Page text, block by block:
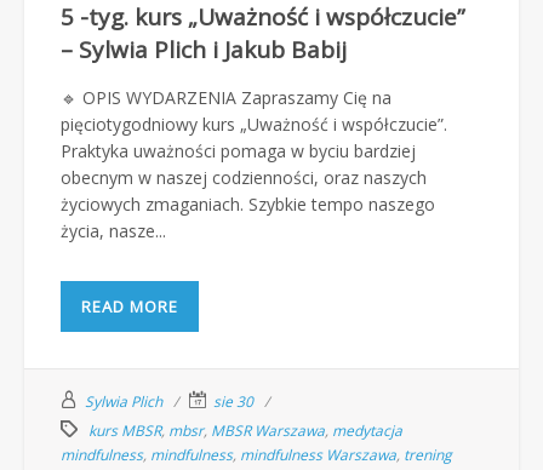
5 -tyg. kurs „Uważność i współczucie”
– Sylwia Plich i Jakub Babij
🔹 OPIS WYDARZENIA Zapraszamy Cię na
pięciotygodniowy kurs „Uważność i współczucie”.
Praktyka uważności pomaga w byciu bardziej
obecnym w naszej codzienności, oraz naszych
życiowych zmaganiach. Szybkie tempo naszego
życia, nasze...
READ MORE
Sylwia Plich
sie 30
kurs MBSR, mbsr, MBSR Warszawa, medytacja
mindfulness, mindfulness, mindfulness Warszawa, trening